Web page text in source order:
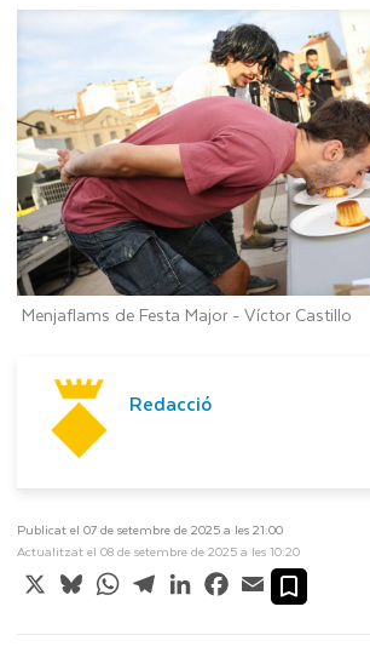
Menjaflams de Festa Major -Víctor Castillo
Redacció
Publicat el 07 de setembre de 2025 a les 21:00
Actualitzat el 08 de setembre de 2025 a les 10:20
X BlueskyWhatsApp
TelegramLinkedInFacebook
Email